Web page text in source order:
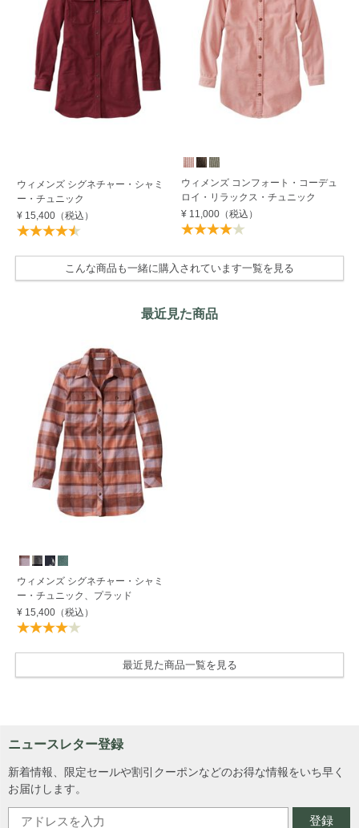
ウィメンズ シグネチャー・シャミ
ー・チュニック
¥ 15,400（税込）
ウィメンズ コンフォート・コーデュ
ロイ・リラックス・チュニック
¥ 11,000 （税込）
こんな商品も一緒に購入されています一覧を見る
最近見た商品
ウィメンズ シグネチャー・シャミ
ー・チュニック、プラッド
¥ 15,400（税込）
最近見た商品一覧を見る
ニュースレター登録
新着情報、限定セールや割引クーポンなどのお得な情報をいち早く
お届けします。
登録